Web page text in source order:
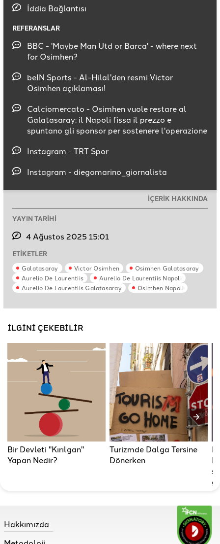
İddia Bağlantısı
REFERANSLAR
BBC - 'Maybe Man Utd or Barca' - where next
for Osimhen?
beIN Sports - Al-Hilal'den resmi Victor
Osimhen açıklaması!
Calciomercato - Osimhen vuole restare al
Galatasaray: il Napoli fissa il prezzo e
spuntano gli sponsor per sostenere l'operazione
Instagram - TRT Spor
Instagram - diegomarino_giornalista
İÇERİK HAKKINDA
YAYIN TARİHİ
4 Ağustos 2025 15:01
ETİKETLER
Galatasaray Victor Osimhen
Osimhen Galatasaray
Aurelio De Laurentiis
Aurelio De Laurentiis Napoli
Aurelio De Laurentiis Galatasaray
Osimhen Napoli
İLGİNİ ÇEKEBİLİR
Bir Devleti "Kırılgan"
Yapan Nedir?
Turizmde Dalga Tersine
Dönerken
Hakkımızda